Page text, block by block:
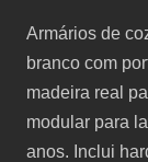
Armários de
branco com
madeira real
modular para
anos. Inclui